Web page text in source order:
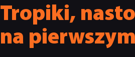
Tropiki,
na